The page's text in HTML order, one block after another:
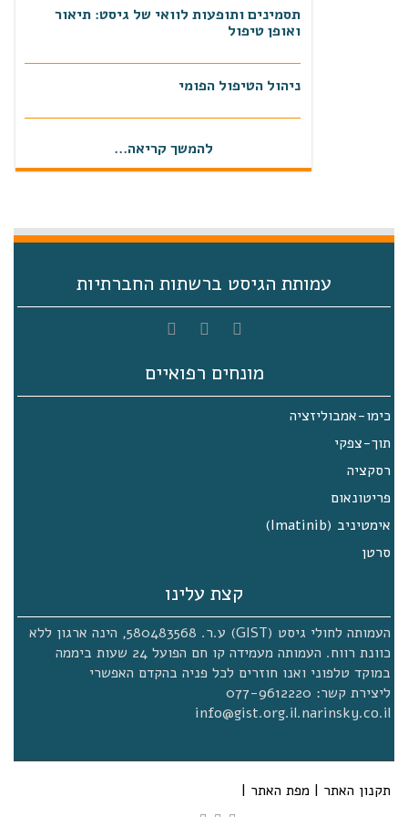
תסמינים ותופעות לוואי של גיסט: תיאור
ואופן טיפול
ניהול הטיפול הפומי
כתבה באתר כאן דרום אשדוד
להמשך קריאה...
עמותת הגיסט ברשתות החברתיות
מונחים רפואיים
כימו-אמבוליזציה
תוך-צפקי
רסקציה
פריטונאום
אימטיניב (Imatinib)
סרטן
קצת עלינו
העמותה לחולי גיסט (GIST) ע.ר. 580483568, הינה ארגון ללא
כוונת רווח. העמותה מעמידה קו חם הפועל 24 שעות ביממה
במוקד טלפוני ואנו חוזרים לכל פניה בהקדם האפשרי
ליצירת קשר: 077-9612220
info@gist.org.il.narinsky.co.il
תקנון האתר | מפת האתר |